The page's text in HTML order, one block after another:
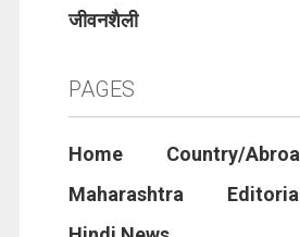
जीवनशैली
PAGES
Home
Country/
Maharashtra